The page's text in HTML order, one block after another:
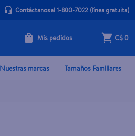
Contáctanos al 1-800-7022(línea gratuita)
Mis pedidos C$ 0
Nuestras marcas Tamaños Familiares
+ Agregar